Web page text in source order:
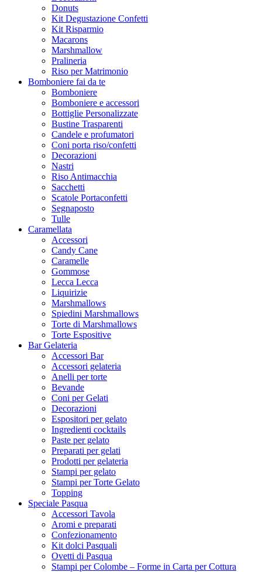
Donuts
Kit Degustazione Confetti
Kit Risparmio
Macarons
Marshmallow
Pralineria
Riso per Matrimonio
Bomboniere fai da te
Bomboniere
Bomboniere e accessori
Bottiglie Personalizzate
Bustine Trasparenti
Candele e profumatori
Coni porta riso/confetti
Decorazioni
Nastri
Riso Antimacchia
Sacchetti
Scatole Portaconfetti
Segnaposto
Tulle
Caramellata
Accessori
Candy Cane
Caramelle
Gommose
Lecca Lecca
Liquirizie
Marshmallows
Spiedini Marshmallows
Torte di Marshmallows
Torte Espositive
Bar Gelateria
Accessori Bar
Accessori gelateria
Anelli per torte
Bevande
Coni per Gelati
Decorazioni
Espositori per gelato
Ingredienti cocktails
Paste per gelato
Preparati per gelati
Prodotti per gelateria
Stampi per gelato
Stampi per Torte Gelato
Topping
Speciale Pasqua
Accessori Tavola
Aromi e preparati
Confezionamento
Kit dolci Pasquali
Ovetti di Pasqua
Stampi per Colombe – Forme in Carta per Cottura